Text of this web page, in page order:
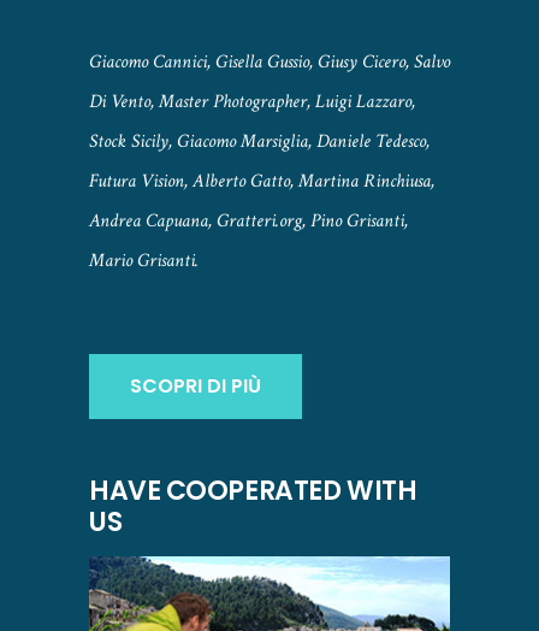
Giacomo Cannici, Gisella Gussio, Giusy Cicero, Salvo
Di Vento, Master Photographer, Luigi Lazzaro,
Stock Sicily, Giacomo Marsiglia, Daniele Tedesco,
Futura Vision, Alberto Gatto, Martina Rinchiusa,
Andrea Capuana, Gratteri.org, Pino Grisanti,
Mario Grisanti.
SCOPRI DI PIÙ
HAVE COOPERATED WITH
US